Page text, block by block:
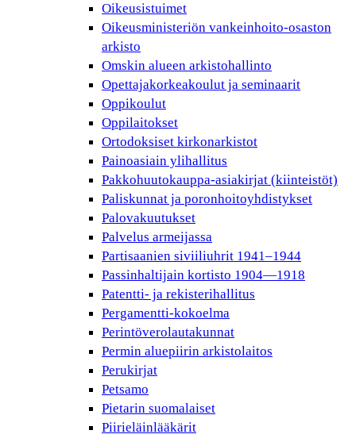
Oikeusistuimet
Oikeusministeriön vankeinhoito-osaston
arkisto
Omskin alueen arkistohallinto
Opettajakorkeakoulut ja seminaarit
Oppikoulut
Oppilaitokset
Ortodoksiset kirkonarkistot
Painoasiain ylihallitus
Pakkohuutokauppa-asiakirjat (kiinteistöt)
Paliskunnat ja poronhoitoyhdistykset
Palovakuutukset
Palvelus armeijassa
Partisaanien siviiliuhrit 1941–1944
Passinhaltijain kortisto 1904—1918
Patentti- ja rekisterihallitus
Pergamentti-kokoelma
Perintöverolautakunnat
Permin aluepiirin arkistolaitos
Perukirjat
Petsamo
Pietarin suomalaiset
Piirieläinlääkärit